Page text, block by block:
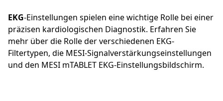
EKG-Einstellungen spielen eine wichtige Rolle bei einer
präzisen kardiologischen Diagnostik. Erfahren Sie
mehr über die Rolle der verschiedenen EKG-
Filtertypen, die MESI-Signalverstärkungseinstellungen
und den MESI mTABLET EKG-Einstellungsbildschirm.